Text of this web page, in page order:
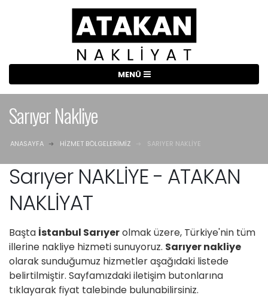
Sarıyer Nakliye
ANASAYFA HIZMET BÖLGELERIMIZ SARIYER NAKLIYE
Sarıyer NAKLİYE - ATAKAN
NAKLİYAT
Başta İstanbul Sarıyerolmak üzere, Türkiye'nin tüm
illerine nakliye hizmeti sunuyoruz. Sarıyer nakliye
olarak sunduğumuz hizmetler aşağıdaki listede
belirtilmiştir. Sayfamızdaki iletişim butonlarına
tıklayarak fiyat talebinde bulunabilirsiniz.